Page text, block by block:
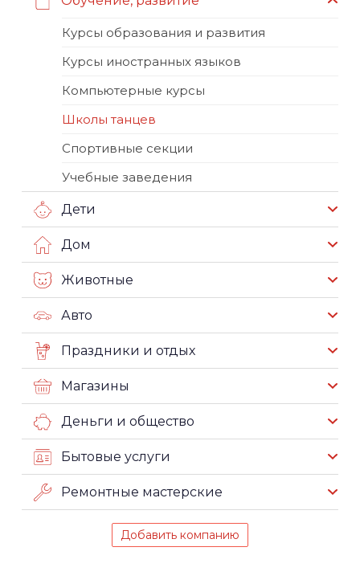
Курсы образования и развития
Курсы иностранных языков
Компьютерные курсы
Школы танцев
Спортивные секции
Учебные заведения
Дети
Дом
Животные
Авто
Праздники и отдых
Магазины
Деньги и общество
Бытовые услуги
Ремонтные мастерские
Добавить компанию